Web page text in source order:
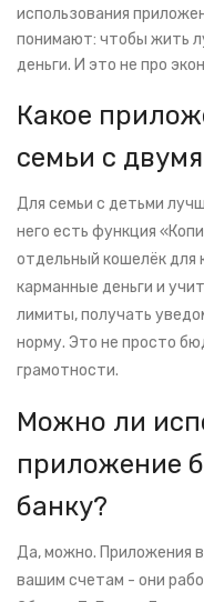
использования
понимают: чтобы жить
деньги. И это не про
Какое
семьи с
Для семьи с детьми
него есть функция
отдельный кошелёк для
карманные деньги и
лимиты, получать
норму. Это не просто
грамотности.
Можно ли
приложение
банку?
Да, можно. Приложения
вашим счетам - они